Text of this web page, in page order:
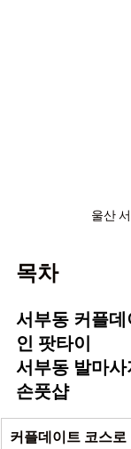
울산
목차
서부동 커플
인 팟타이
서부동 발마
손풋샵
커플데이트 코스로